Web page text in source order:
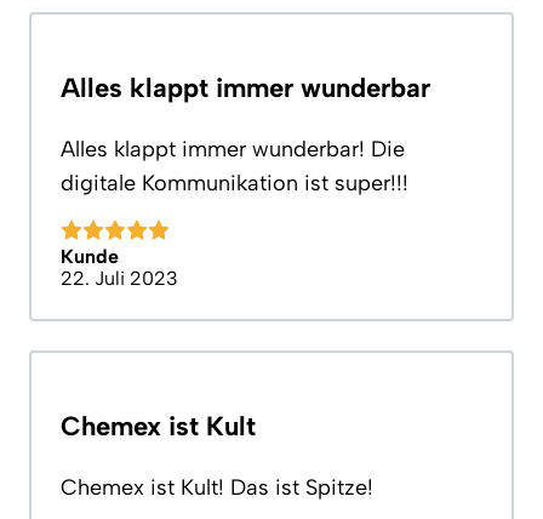
Alles klappt immer wunderbar
Alles klappt immer wunderbar! Die
digitale Kommunikation ist super!!!
Kunde
22. Juli 2023
Chemex ist Kult
Chemex ist Kult! Das ist Spitze!